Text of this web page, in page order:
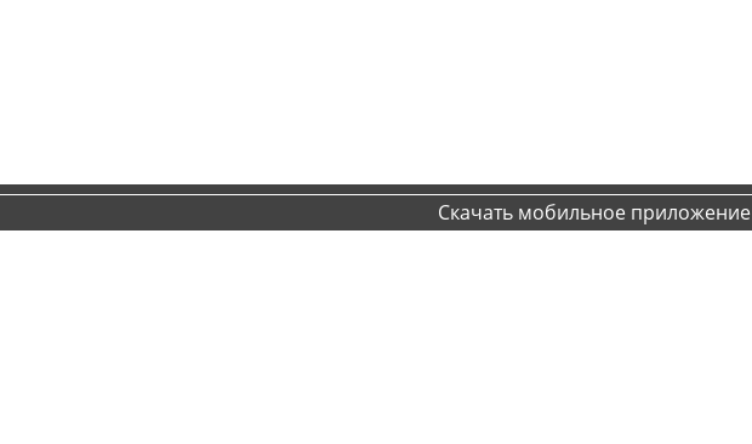
Скачать мобильное приложение